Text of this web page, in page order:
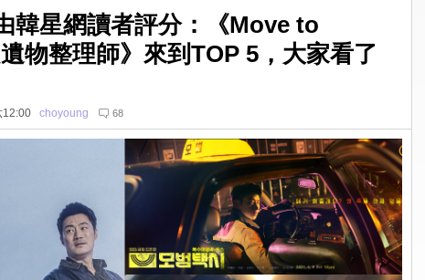
韓星網讀者評分：《Move to
物整理師》來到TOP 5，大家看了
12:00 choyoung 68